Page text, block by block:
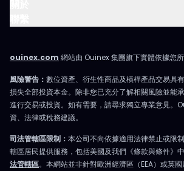
ouinex.com 網站由 Ouinex 集團旗下實體依據您所
風險警告： 數位資產、衍生性商品及槓桿產品交易具
損失全部投資本金。除非您已充分了解相關風險並能
進行交易或投資。如有需要，請尋求獨立專業意見。
資、法律或稅務建議。
司法管轄區限制： 本公司不向依據適用法律禁止或限
轄區居民提供服務，包括美國及我們《條款與條件》
法管轄區。本網站並非針對歐洲經濟區（EEA）或英